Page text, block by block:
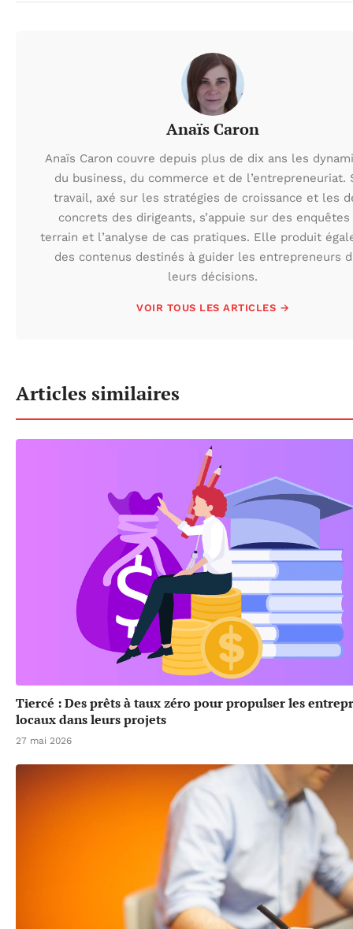
Anaïs Caron
Anaïs Caron couvre depuis plus de dix ans les
du business, du commerce et de l’entrepreneuriat.
travail, axé sur les stratégies de croissance et les
concrets des dirigeants, s’appuie sur des enquêtes
terrain et l’analyse de cas pratiques. Elle produit
des contenus destinés à guider les entrepreneurs
leurs décisions.
VOIR TOUS LES ARTICLES →
Articles similaires
Tiercé : Des prêts à taux zéro pour propulser les
locaux dans leurs projets
27 mai 2026